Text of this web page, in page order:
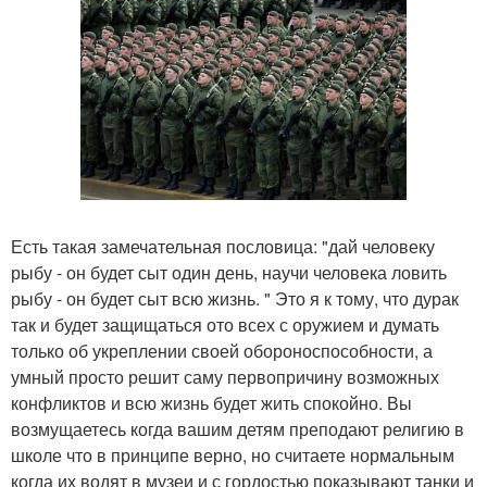
Есть такая замечательная пословица: "дай человеку
рыбу - он будет сыт один день, научи человека ловить
рыбу - он будет сыт всю жизнь. " Это я к тому, что дурак
так и будет защищаться ото всех с оружием и думать
только об укреплении своей обороноспособности, а
умный просто решит саму первопричину возможных
конфликтов и всю жизнь будет жить спокойно. Вы
возмущаетесь когда вашим детям преподают религию в
школе что в принципе верно, но считаете нормальным
когда их водят в музеи и с гордостью показывают танки и